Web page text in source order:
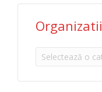
Organizatii
Organizatii